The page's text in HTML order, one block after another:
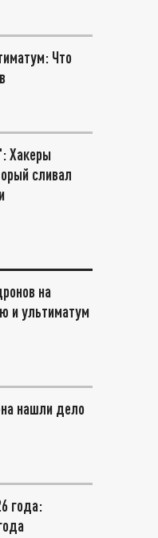
Что
Хакеры
сливал
на
и ультиматум
нашли дело
года: